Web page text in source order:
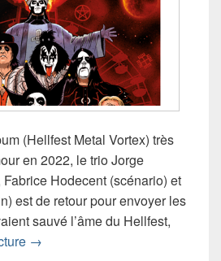
(Hellfest Metal Vortex) très
en 2022, le trio Jorge
Hodecent (scénario) et
est de retour pour envoyer les
sauvé l’âme du Hellfest,
Hellfest Metal Love : les
→